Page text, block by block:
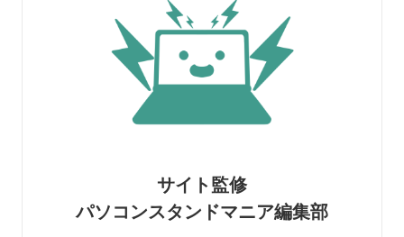
サイト監修
パソコンスタンドマニア編集部